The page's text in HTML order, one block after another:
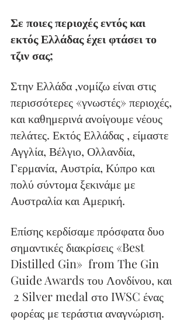
Σε ποιες περιοχές εντός και
εκτός Ελλάδας έχει φτάσει το
τζιν σας;
Στην Ελλάδα ,νομίζω είναι στις
περισσότερες «γνωστές» περιοχές,
και καθημερινά ανοίγουμε νέους
πελάτες. Εκτός Ελλάδας , είμαστε
Αγγλία, Βέλγιο, Ολλανδία,
Γερμανία, Αυστρία, Κύπρο και
πολύ σύντομα ξεκινάμε με
Αυστραλία και Αμερική.
Επίσης κερδίσαμε πρόσφατα δυο
σημαντικές διακρίσεις «Best
Distilled Gin»  from The Gin
Guide Awards του Λονδίνου, και
2 Silver medal στο IWSC ένας
φορέας με τεράστια αναγνώριση.